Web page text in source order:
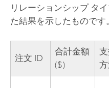
リレーションシップ タ
た結果を示したものです。
注文 ID
合計金額
($)